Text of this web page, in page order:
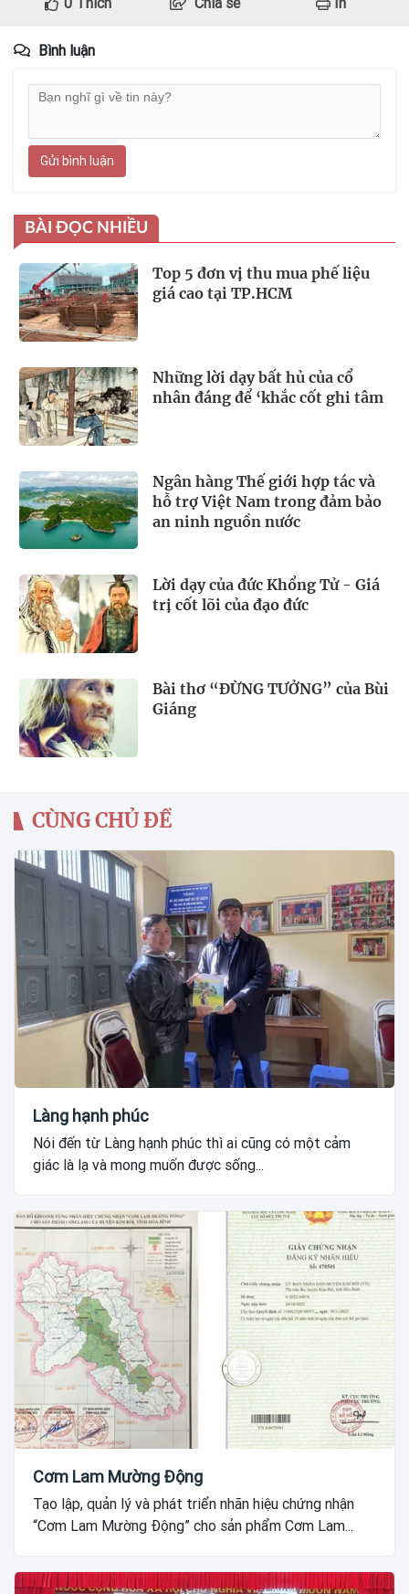
Bình luận
Gửi bình luận
BÀI ĐỌC NHIỀU
Top 5 đơn vị thu mua phế liệu
giá cao tại TP.HCM
Những lời dạy bất hủ của cổ
nhân đáng để ‘khắc cốt ghi tâm
Ngân hàng Thế giới hợp tác và
hỗ trợ Việt Nam trong đảm bảo
an ninh nguồn nước
Lời dạy của đức Khổng Tử - Giá
trị cốt lõi của đạo đức
Bài thơ “ĐỪNG TƯỞNG” của Bùi
Giáng
CÙNG CHỦ ĐỀ
Làng hạnh phúc
Nói đến từ Làng hạnh phúc thì ai cũng có một cảm
giác là lạ và mong muốn được sống...
Cơm Lam Mường Động
Tạo lập, quản lý và phát triển nhãn hiệu chứng nhận
“Cơm Lam Mường Động” cho sản phẩm Cơm Lam...